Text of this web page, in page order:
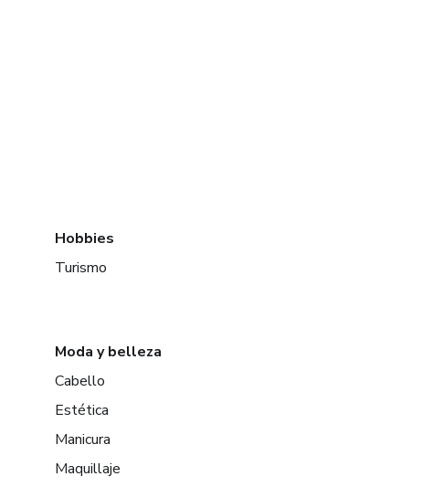
Hobbies
Turismo
Moda y belleza
Cabello
Estética
Manicura
Maquillaje